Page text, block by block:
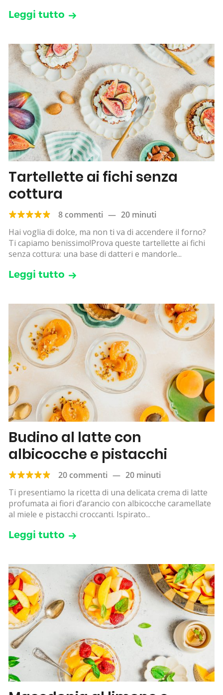
Leggi tutto
Tartellette ai fichi senza
cottura
8 commenti — 20 minuti
Hai voglia di dolce, ma non ti va di accendere il forno?
Ti capiamo benissimo!Prova queste tartellette ai fichi
senza cottura: una base di datteri e mandorle...
Leggi tutto
Budino al latte con
albicocche e pistacchi
20 commenti — 20 minuti
Ti presentiamo la ricetta di una delicata crema di latte
profumata ai fiori d’arancio con albicocche caramellate
al miele e pistacchi croccanti. Ispirato...
Leggi tutto